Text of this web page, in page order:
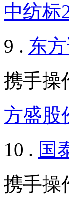
中纺标
9 . 东
携手操
方盛股
10 . 国
携手操